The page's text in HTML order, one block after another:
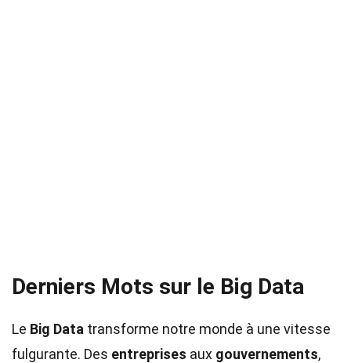
Derniers Mots sur le Big Data
Le Big Data transforme notre monde à une vitesse
fulgurante. Des entreprises aux gouvernements,